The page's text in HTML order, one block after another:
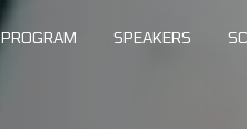
PROGRAM SPEAKERS